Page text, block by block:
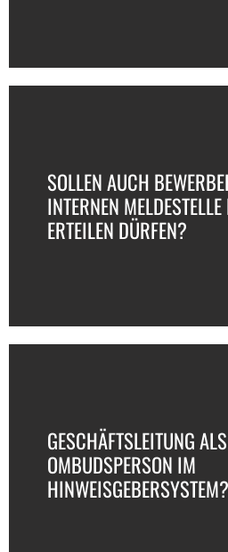
SOLLEN AUCH
INTERNEN
ERTEILEN DÜRFEN?
GESCHÄFTSLEITUNG ALS
OMBUDSPERSON IM
HINWEISGEBERSYSTEM?